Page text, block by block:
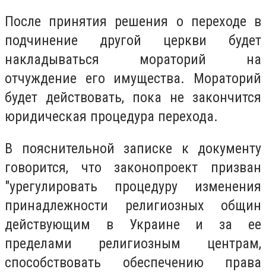
После принятия решения о переходе в
подчинение другой церкви будет
накладываться мораторий на
отчуждение его имущества. Мораторий
будет действовать, пока не закончится
юридическая процедура перехода.
В пояснительной записке к документу
говорится, что законопроект призван
"урегулировать процедуру изменения
принадлежности религиозных общин
действующим в Украине и за ее
пределами религиозным центрам,
способствовать обеспечению права